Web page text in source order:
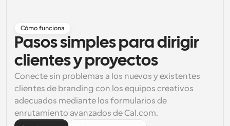
Programación potenciadda con llamadas
impulsadas por IA
Automatiza la programación y los recordatorios
Blog
Mantente al día con las últimas noticias y
actualizaciones
Reuniones Instantáneas
Reúnete con clientes en minutos
Cómo funciona
Pasos simples para dirigir
clientes y proyectos
Conecte sin problemas a los nuevos y existentes
clientes de branding con los equipos creativos
adecuados mediante los formularios de
enrutamiento avanzados de Cal.com.